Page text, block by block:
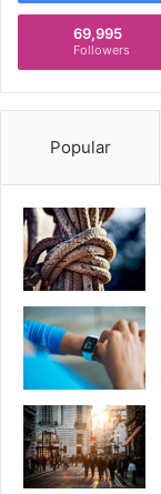
69,995
Followers
Popular